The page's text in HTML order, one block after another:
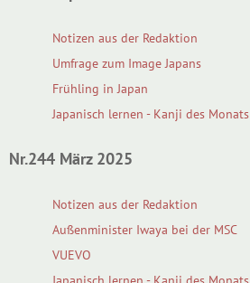
Notizen aus der Redaktion
Umfrage zum Image Japans
Frühling in Japan
Japanisch lernen - Kanji des Monats
Nr.244 März 2025
Notizen aus der Redaktion
Außenminister Iwaya bei der MSC
VUEVO